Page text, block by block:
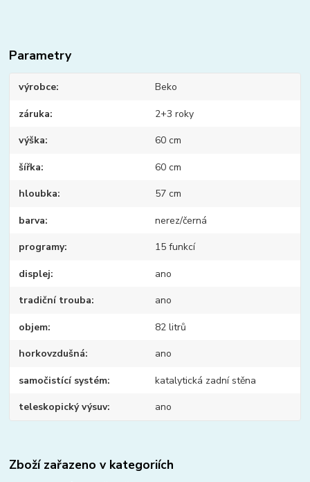
Parametry
výrobce Beko
záruka 2+3 roky
výška 60 cm
šířka 60 cm
hloubka 57 cm
barva nerez/černá
programy 15 funkcí
displej ano
tradiční trouba ano
objem 82 litrů
horkovzdušná ano
samočistící systém katalytická zadní stěna
teleskopický výsuv ano
Zboží zařazeno v kategoriích